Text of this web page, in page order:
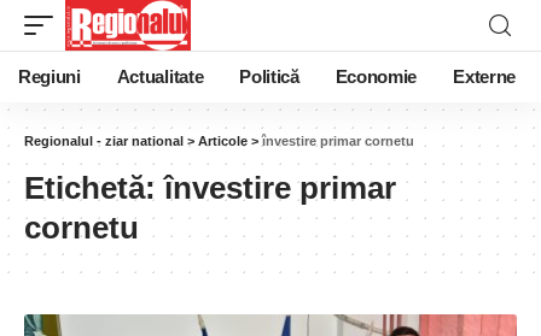
Regiuni Actualitate Politică Economie Externe
Regionalul - ziar national > Articole >învestire primar cornetu
Etichetă:învestire primar
cornetu